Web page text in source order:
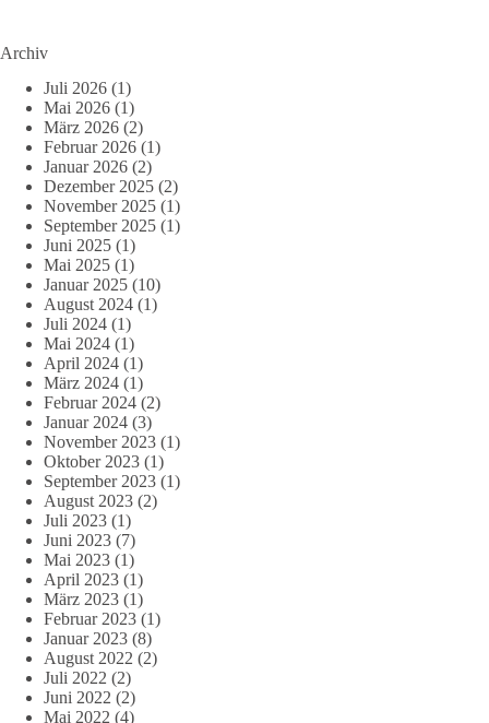
Archiv
Juli 2026 (1)
Mai 2026 (1)
März 2026 (2)
Februar 2026 (1)
Januar 2026 (2)
Dezember 2025 (2)
November 2025 (1)
September 2025 (1)
Juni 2025 (1)
Mai 2025 (1)
Januar 2025 (10)
August 2024 (1)
Juli 2024 (1)
Mai 2024 (1)
April 2024 (1)
März 2024 (1)
Februar 2024 (2)
Januar 2024 (3)
November 2023 (1)
Oktober 2023 (1)
September 2023 (1)
August 2023 (2)
Juli 2023 (1)
Juni 2023 (7)
Mai 2023 (1)
April 2023 (1)
März 2023 (1)
Februar 2023 (1)
Januar 2023 (8)
August 2022 (2)
Juli 2022 (2)
Juni 2022 (2)
Mai 2022 (4)